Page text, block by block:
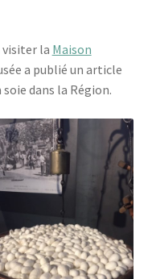
visiter la Maison
a publié un article
dans la Région.